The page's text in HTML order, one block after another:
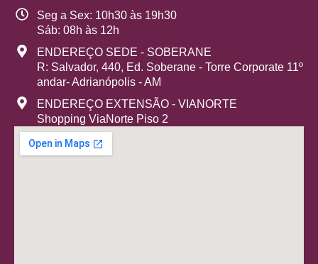
Seg a Sex: 10h30 às 19h30
Sáb: 08h às 12h
ENDEREÇO SEDE - SOBERANE
R: Salvador, 440, Ed. Soberane - Torre Corporate 11º
andar- Adrianópolis - AM
ENDEREÇO EXTENSÃO - VIANORTE
Shopping ViaNorte Piso 2